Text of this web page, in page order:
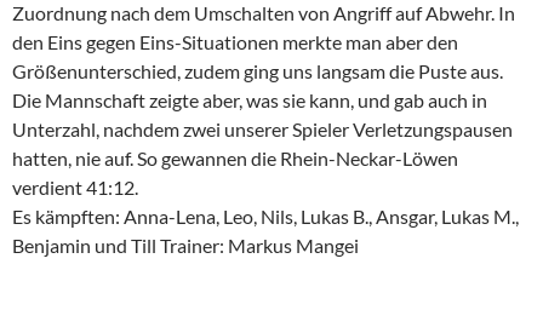
Zuordnung nach dem Umschalten von Angriff auf Abwehr. In
den Eins gegen Eins-Situationen merkte man aber den
Größenunterschied, zudem ging uns langsam die Puste aus.
Die Mannschaft zeigte aber, was sie kann, und gab auch in
Unterzahl, nachdem zwei unserer Spieler Verletzungspausen
hatten, nie auf. So gewannen die Rhein-Neckar-Löwen
verdient 41:12.
Es kämpften: Anna-Lena, Leo, Nils, Lukas B., Ansgar, Lukas M.,
Benjamin und Till Trainer: Markus Mangei